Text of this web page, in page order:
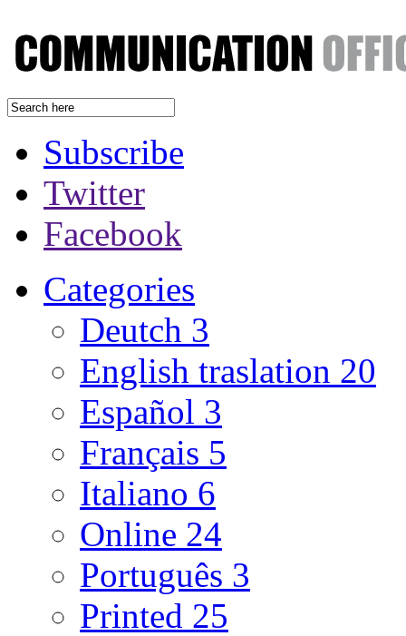
Subscribe
Twitter
Facebook
Categories
Deutch 3
English traslation 20
Español 3
Français 5
Italiano 6
Online 24
Português 3
Printed 25